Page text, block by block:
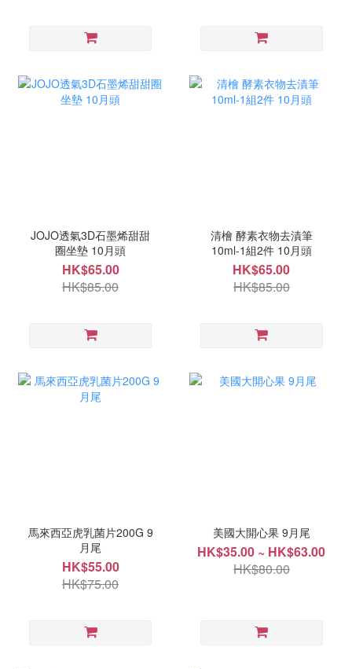
JOJO透氣3D石墨烯甜甜
圈坐墊 10月頭
HK$65.00
HK$85.00
清檜 酵素衣物去漬筆
10ml-1組2件 10月頭
HK$65.00
HK$85.00
馬來西亞虎乳菌片200G 9
月尾
HK$55.00
HK$75.00
美國大開心果 9月尾
HK$35.00 ~ HK$63.00
HK$80.00